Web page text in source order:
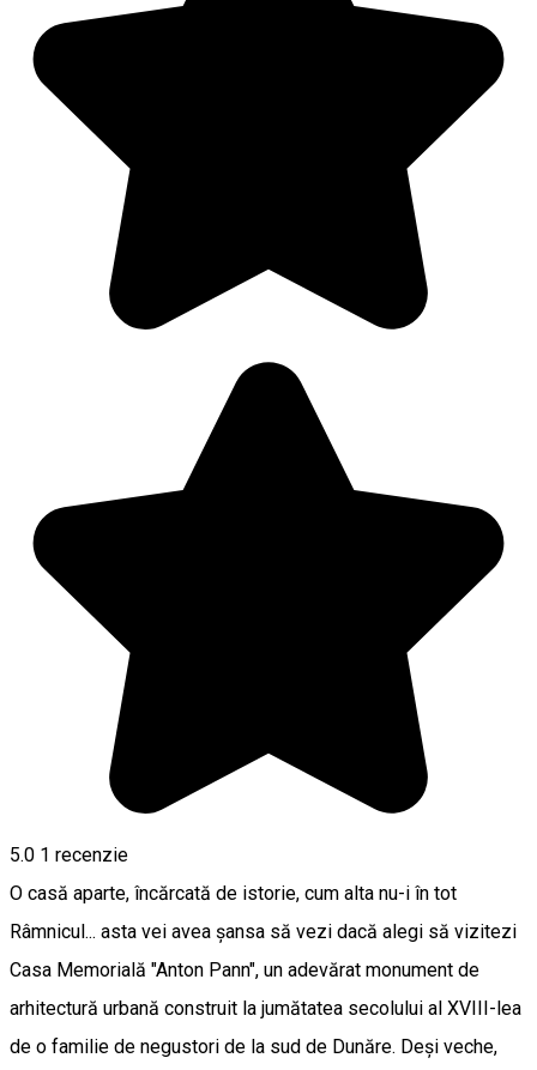
5.0 1 recenzie
O casă aparte, încărcată de istorie, cum alta nu-i în tot
Râmnicul... asta vei avea șansa să vezi dacă alegi să vizitezi
Casa Memorială "Anton Pann", un adevărat monument de
arhitectură urbană construit la jumătatea secolului al XVIII-lea
de o familie de negustori de la sud de Dunăre. Deși veche,